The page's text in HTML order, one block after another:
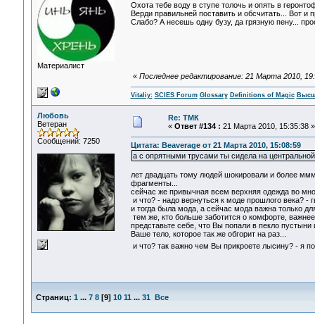
Материалист
Охота тебе воду в ступе толочь и опять в
Верди правильней поставить и обсчитать... Вот
Слабо? А несешь одну бузу, да грязную пену...
« Последнее редактирование: 21 Марта 2010,
Vitaliy: SCIES Forum Glossary Definitions of Magic
Любовь
Ветеран
Сообщений: 7250
Re: ТМК
« Ответ #134 : 21 Марта 2010, 15:35:38 »
Цитата: Beaverage от 21 Марта 2010, 15:08:59
а с опрятными трусами ты сидела на
лет двадцать тому людей шокировали и более
фрагменты...
сейчас же привычная всем верхняя одежда во
и что? - надо вернуться к моде прошлого века?
и тогда была мода, а сейчас мода важна только
тем же, кто больше заботится о комфорте,
представьте себе, что Вы попали в пекло
Ваше тело, которое так же обгорит на раз...
и что? так важно чем Вы прикроете лысину? - я
Страниц: 1 ... 7 8[9] 10 11 ... 31 Все